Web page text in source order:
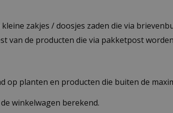
zakjes / doosjes zaden die via
van de producten die via pakketpost
op planten en producten die buiten de
winkelwagen berekend.